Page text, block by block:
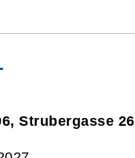
Strubergasse 26